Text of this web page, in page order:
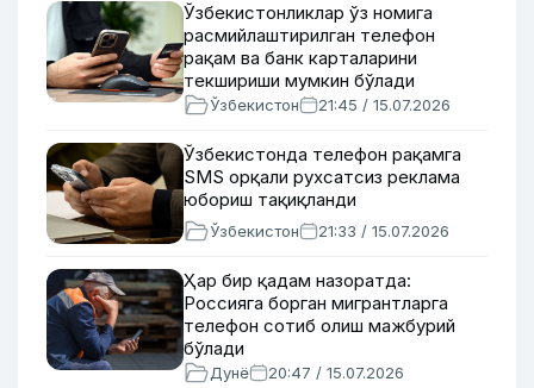
Ўзбекистонликлар ўз номига
расмийлаштирилган телефон
рақам ва банк карталарини
текшириши мумкин бўлади
Ўзбекистон 21:45 / 15.07.2026
Ўзбекистонда телефон рақамга
SMS орқали рухсатсиз реклама
юбориш тақиқланди
Ўзбекистон 21:33 / 15.07.2026
Ҳар бир қадам назоратда:
Россияга борган мигрантларга
телефон сотиб олиш мажбурий
бўлади
Дунё 20:47 / 15.07.2026